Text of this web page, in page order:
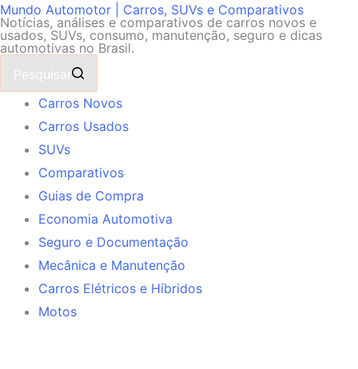
Mundo Automotor | Carros, SUVs e Comparativos
Notícias, análises e comparativos de carros novos e
usados, SUVs, consumo, manutenção, seguro e dicas
automotivas no Brasil.
Pesquisar
Carros Novos
Carros Usados
SUVs
Comparativos
Guias de Compra
Economia Automotiva
Seguro e Documentação
Mecânica e Manutenção
Carros Elétricos e Híbridos
Motos